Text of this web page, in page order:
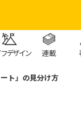
デザイン 連載
ト」の見分け方